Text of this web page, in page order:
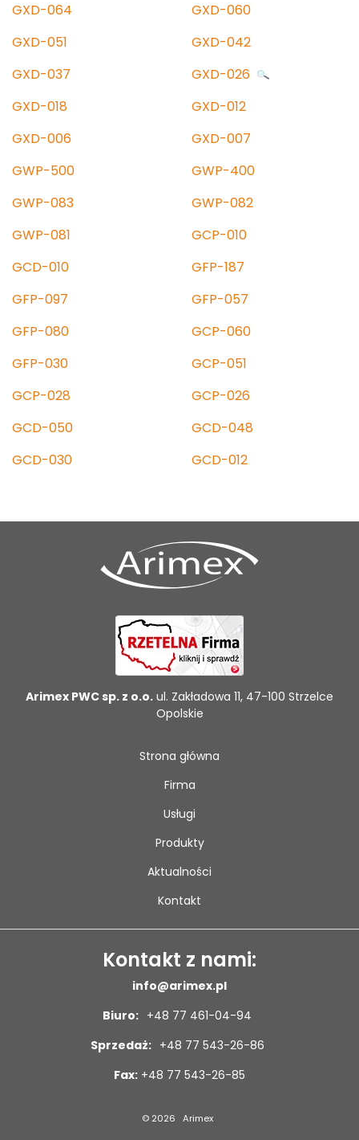
GXD-064
GXD-060
GXD-051
GXD-042
GXD-037
GXD-026
GXD-018
GXD-012
GXD-006
GXD-007
GWP-500
GWP-400
GWP-083
GWP-082
GWP-081
GCP-010
GCD-010
GFP-187
GFP-097
GFP-057
GFP-080
GCP-060
GFP-030
GCP-051
GCP-028
GCP-026
GCD-050
GCD-048
GCD-030
GCD-012
Arimex PWC sp. z o.o. ul. Zakładowa 11, 47-100 Strzelce
Opolskie
Strona główna
Firma
Usługi
Produkty
Aktualności
Kontakt
Kontakt z nami:
info@arimex.pl
Biuro: +48 77 461-04-94
Sprzedaż: +48 77 543-26-86
Fax: +48 77 543-26-85
© 2026 Arimex